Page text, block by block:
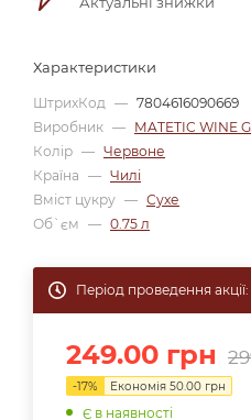
Характеристики
ШтрихКод — 7804616090669
Виробник — MATETIC WINE
Колір — Червоне
Країна — Чилі
Вміст цукру — Сухе
Об`єм — 0.75 л
Період проведення
249.00 грн
-17% Економія 50.00 грн
Є в наявності